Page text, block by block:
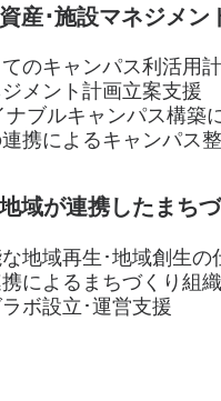
産･施設マネジメン
のキャンパス利活用
メント計画立案支援
ナブルキャンパス構築
携によるキャンパス
域が連携したまち
地域再生･地域創生の
によるまちづくり組
ボ設立･運営支援